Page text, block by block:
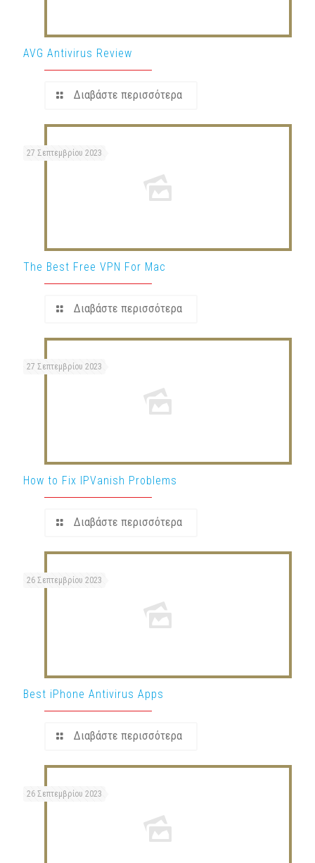
AVG Antivirus Review
Διαβάστε περισσότερα
27 Σεπτεμβρίου 2023
The Best Free VPN For Mac
Διαβάστε περισσότερα
27 Σεπτεμβρίου 2023
How to Fix IPVanish Problems
Διαβάστε περισσότερα
26 Σεπτεμβρίου 2023
Best iPhone Antivirus Apps
Διαβάστε περισσότερα
26 Σεπτεμβρίου 2023